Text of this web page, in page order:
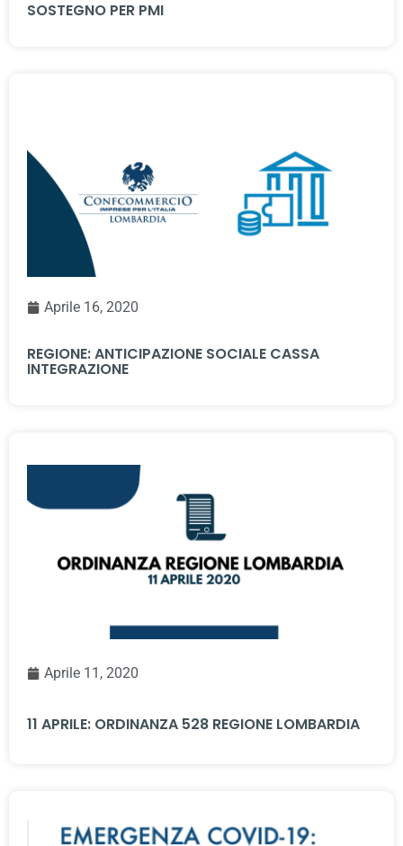
SOSTEGNO PER PMI
Aprile 16, 2020
REGIONE: ANTICIPAZIONE SOCIALE CASSA
INTEGRAZIONE
Aprile 11, 2020
11 APRILE: ORDINANZA 528 REGIONE LOMBARDIA